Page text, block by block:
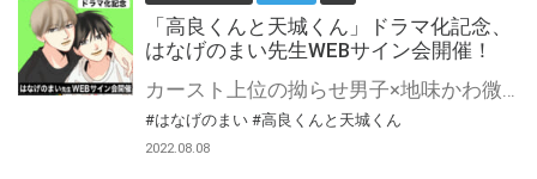
「高良くんと天城くん」ドラマ化記念、
はなげのまい先生WEBサイン会開催！
#はなげのまい #高良くんと天城くん
2022.08.08